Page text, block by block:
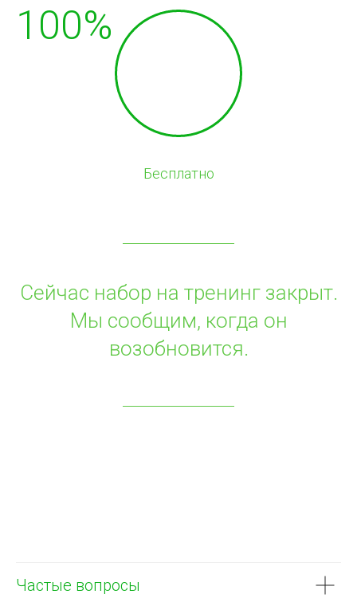
100%
Бесплатно
Сейчас набор на тренинг закрыт.
Мы сообщим, когда он
возобновится.
Частые вопросы